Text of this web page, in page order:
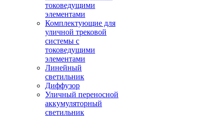
токоведущими
элементами
Комплектующие для
уличной трековой
системы с
токоведущими
элементами
Линейный
светильник
Диффузор
Уличный переносной
аккумуляторный
светильник